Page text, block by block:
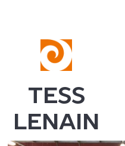
TESS
LENAIN